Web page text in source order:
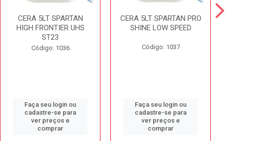
CERA 5LT SPARTAN
HIGH FRONTIER UHS
ST23
Código: 1036
Faça seu login ou
cadastre-se para
ver preços e
comprar
CERA 5LT SPARTAN PRO
SHINE LOW SPEED
Código: 1037
Faça seu login ou
cadastre-se para
ver preços e
comprar